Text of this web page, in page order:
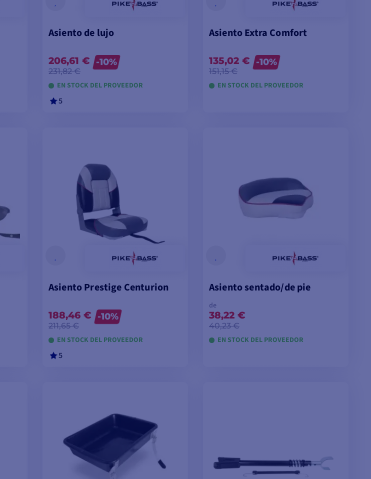
Asiento de lujo
206,61 €
231,82 €
-10%
EN STOCK DEL PROVEEDOR
5
Asiento Extra Comfort
135,02 €
151,15 €
-10%
EN STOCK DEL PROVEEDOR
Asiento Prestige Centurion
188,46 €
211,65 €
-10%
EN STOCK DEL PROVEEDOR
5
Asiento sentado/de pie
de
38,22 €
40,23 €
EN STOCK DEL PROVEEDOR